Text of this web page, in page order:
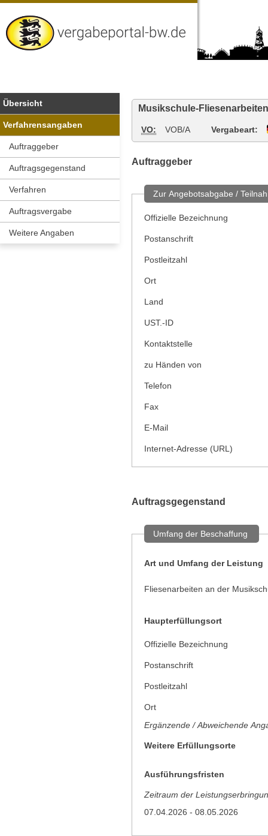
Vergabeportal
Baden-
Wuerttemberg
Übersicht
Verfahrensangaben
Auftraggeber
Auftragsgegenstand
Verfahren
Auftragsvergabe
Weitere Angaben
Musikschule-Fliesenarbeiten
VO: VOB/A Vergabeart:
Auftraggeber
Zur Angebotsabgabe /
Offizielle Bezeichnung
Postanschrift
Postleitzahl
Ort
Land
UST.-ID
Kontaktstelle
zu Händen von
Telefon
Fax
E-Mail
Internet-Adresse (URL)
Auftragsgegenstand
Umfang der Beschaffung
Art und Umfang der Leistung
Fliesenarbeiten an der
Haupterfüllungsort
Offizielle Bezeichnung
Postanschrift
Postleitzahl
Ort
Ergänzende / Abweichende
Weitere Erfüllungsorte
Ausführungsfristen
Zeitraum der
07.04.2026 - 08.05.2026